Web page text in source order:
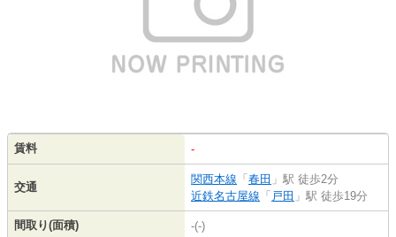
賃料 -
交通
関西本線 「 春田 」駅 徒歩2分
近鉄名古屋線 「 戸田 」駅 徒歩19分
間取り(面積) -(-)